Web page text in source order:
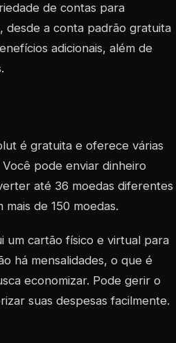
de contas para
desde a conta padrão gratuita
adicionais, além de
é gratuita e oferece várias
pode enviar dinheiro
até 36 moedas diferentes
de 150 moedas.
um cartão físico e virtual para
há mensalidades, o que é
economizar. Pode gerir o
suas despesas facilmente.